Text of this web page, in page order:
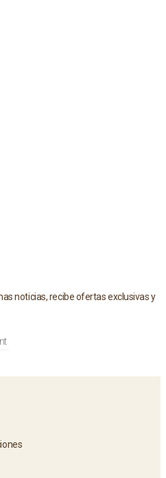
noticias, recibe ofertas exclusivas y